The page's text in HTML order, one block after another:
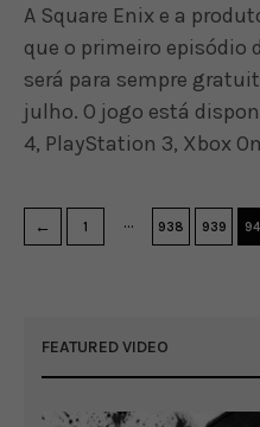
A Square Enix e a
que o primeiro episódio
será para sempre
julho. O jogo está
4, PlayStation 3, Xbox
← 1 … 938 939
FEATURED VIDEO